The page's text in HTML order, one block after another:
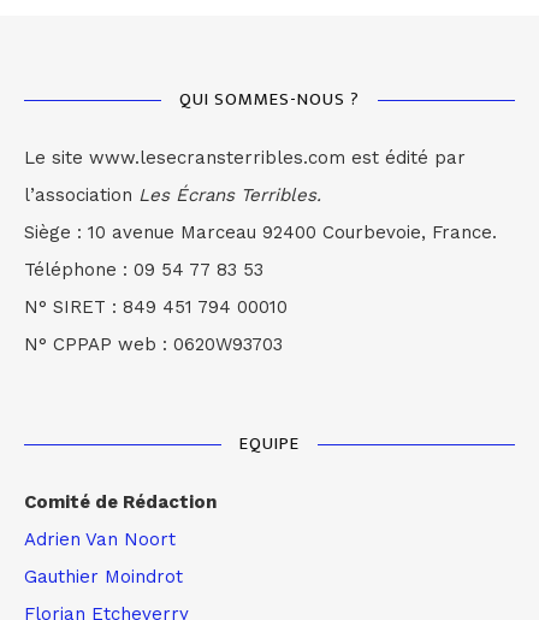
QUI SOMMES-NOUS ?
Le site www.lesecransterribles.com est édité par
l’association Les Écrans Terribles.
Siège : 10 avenue Marceau 92400 Courbevoie, France.
Téléphone : 09 54 77 83 53
N° SIRET : 849 451 794 00010
N° CPPAP web : 0620W93703
EQUIPE
Comité de Rédaction
Adrien Van Noort
Gauthier Moindrot
Florian Etcheverry